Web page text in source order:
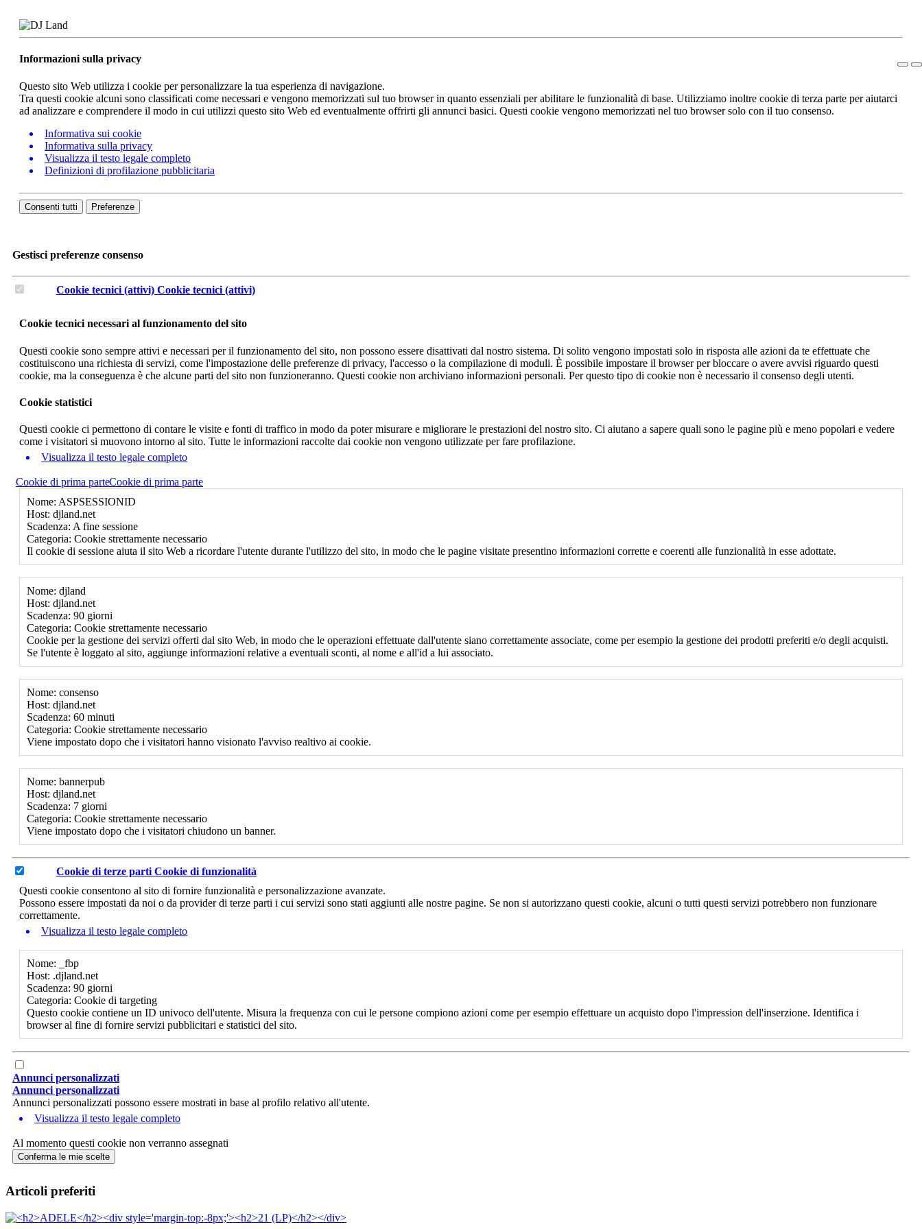
Informazioni sulla privacy
Questo sito Web utilizza i cookie per personalizzare la tua esperienza di navigazione.
Tra questi cookie alcuni sono classificati come necessari e vengono memorizzati sul tuo browser in quanto essenziali per abilitare le funzionalità di base. Utilizziamo inoltre cookie di terza parte per aiutarci
ad analizzare e comprendere il modo in cui utilizzi questo sito Web ed eventualmente offrirti gli annunci basici. Questi cookie vengono memorizzati nel tuo browser solo con il tuo consenso.
Informativa sui cookie
Informativa sulla privacy
Visualizza il testo legale completo
Definizioni di profilazione pubblicitaria
Consenti tutti Preferenze
Gestisci preferenze consenso
Cookie tecnici (attivi) Cookie tecnici (attivi)
Cookie tecnici necessari al funzionamento del sito
Questi cookie sono sempre attivi e necessari per il funzionamento del sito, non possono essere disattivati dal nostro sistema. Di solito vengono impostati solo in risposta alle azioni da te effettuate che
costituiscono una richiesta di servizi, come l'impostazione delle preferenze di privacy, l'accesso o la compilazione di moduli. È possibile impostare il browser per bloccare o avere avvisi riguardo questi
cookie, ma la conseguenza è che alcune parti del sito non funzioneranno. Questi cookie non archiviano informazioni personali. Per questo tipo di cookie non è necessario il consenso degli utenti.
Cookie statistici
Questi cookie ci permettono di contare le visite e fonti di traffico in modo da poter misurare e migliorare le prestazioni del nostro sito. Ci aiutano a sapere quali sono le pagine più e meno popolari e vedere
come i visitatori si muovono intorno al sito. Tutte le informazioni raccolte dai cookie non vengono utilizzate per fare profilazione.
Visualizza il testo legale completo
Cookie di prima parteCookie di prima parte
Nome: ASPSESSIONID
Host: djland.net
Scadenza: A fine sessione
Categoria: Cookie strettamente necessario
Il cookie di sessione aiuta il sito Web a ricordare l'utente durante l'utilizzo del sito, in modo che le pagine visitate presentino informazioni corrette e coerenti alle funzionalità in esse adottate.
Nome: djland
Host: djland.net
Scadenza: 90 giorni
Categoria: Cookie strettamente necessario
Cookie per la gestione dei servizi offerti dal sito Web, in modo che le operazioni effettuate dall'utente siano correttamente associate, come per esempio la gestione dei prodotti preferiti e/o degli acquisti.
Se l'utente è loggato al sito, aggiunge informazioni relative a eventuali sconti, al nome e all'id a lui associato.
Nome: consenso
Host: djland.net
Scadenza: 60 minuti
Categoria: Cookie strettamente necessario
Viene impostato dopo che i visitatori hanno visionato l'avviso realtivo ai cookie.
Nome: bannerpub
Host: djland.net
Scadenza: 7 giorni
Categoria: Cookie strettamente necessario
Viene impostato dopo che i visitatori chiudono un banner.
Cookie di terze parti Cookie di funzionalità
Questi cookie consentono al sito di fornire funzionalità e personalizzazione avanzate.
Possono essere impostati da noi o da provider di terze parti i cui servizi sono stati aggiunti alle nostre pagine. Se non si autorizzano questi cookie, alcuni o tutti questi servizi potrebbero non funzionare
correttamente.
Visualizza il testo legale completo
Nome: _fbp
Host: .djland.net
Scadenza: 90 giorni
Categoria: Cookie di targeting
Questo cookie contiene un ID univoco dell'utente. Misura la frequenza con cui le persone compiono azioni come per esempio effettuare un acquisto dopo l'impression dell'inserzione. Identifica i
browser al fine di fornire servizi pubblicitari e statistici del sito.
Annunci personalizzati
Annunci personalizzati
Annunci personalizzati possono essere mostrati in base al profilo relativo all'utente.
Visualizza il testo legale completo
Al momento questi cookie non verranno assegnati
Conferma le mie scelte
Articoli preferiti